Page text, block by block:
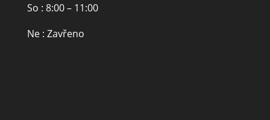
So : 8:00 – 11:00
Ne : Zavřeno